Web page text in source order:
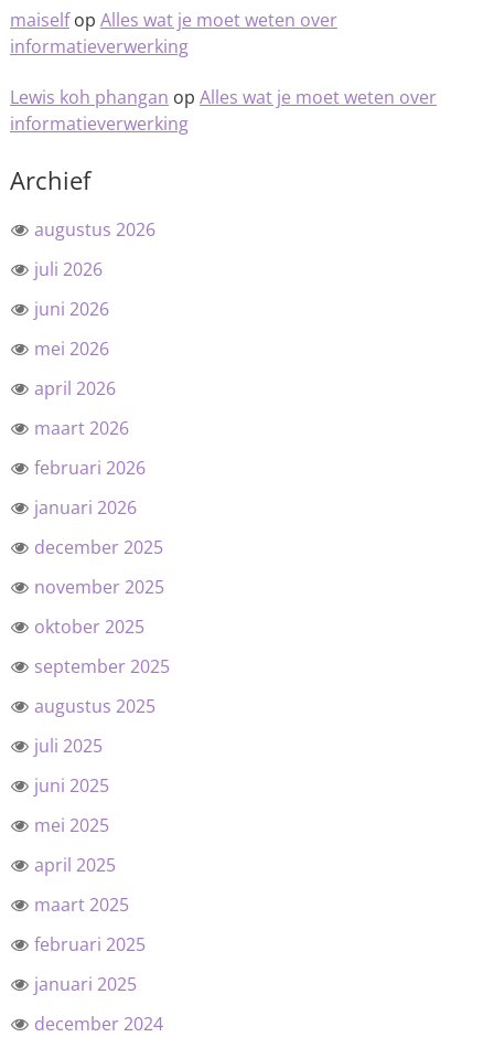
maiselfop Alles wat je moet weten over
informatieverwerking
Lewis koh phangan op Alles wat je moet weten over
informatieverwerking
Archief
augustus 2026
juli 2026
juni 2026
mei 2026
april 2026
maart 2026
februari 2026
januari 2026
december 2025
november 2025
oktober 2025
september 2025
augustus 2025
juli 2025
juni 2025
mei 2025
april 2025
maart 2025
februari 2025
januari 2025
december 2024